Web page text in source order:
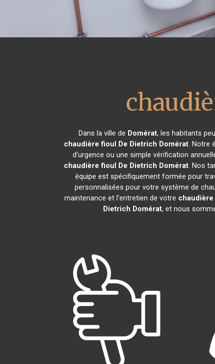
Dans la ville de Domérat, les habitants
chaudière fioul De Dietrich Domérat. Notre
d'urgence ou une simple vérification
chaudière fioul De Dietrich Domérat. Nos
équipe est spécifiquement formée pour
personnalisées pour votre système de
maintenance et l'entretien de votre
Dietrich Domérat, et nous